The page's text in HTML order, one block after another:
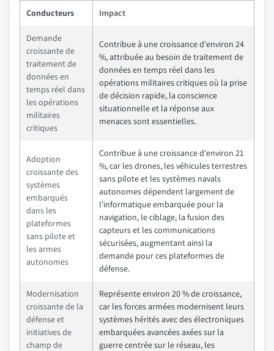
Conducteurs Impact
Demande
croissante de
traitement de
données en
temps réel dans
les opérations
militaires
critiques
Contribue à une croissance d'environ 24
%, attribuée au besoin de traitement de
données en temps réel dans les
opérations militaires critiques où la prise
de décision rapide, la conscience
situationnelle et la réponse aux
menaces sont essentielles.
Adoption
croissante des
systèmes
embarqués
dans les
plateformes
sans pilote et
les armes
autonomes
Contribue à une croissance d'environ 21
%, car les drones, les véhicules terrestres
sans pilote et les systèmes navals
autonomes dépendent largement de
l'informatique embarquée pour la
navigation, le ciblage, la fusion des
capteurs et les communications
sécurisées, augmentant ainsi la
demande pour ces plateformes de
défense.
Modernisation
croissante de la
défense et
initiatives de
champ de
Représente environ 20 % de croissance,
car les forces armées modernisent leurs
systèmes hérités avec des électroniques
embarquées avancées axées sur la
guerre centrée sur le réseau, les